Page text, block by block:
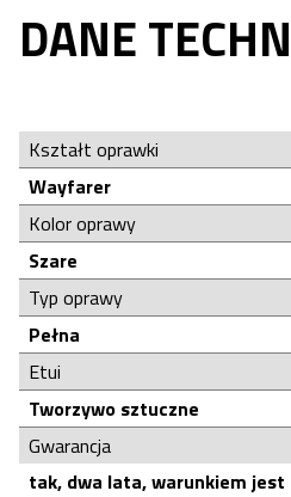
DANE
Kształt oprawki
Wayfarer
Kolor oprawy
Szare
Typ oprawy
Pełna
Etui
Tworzywo sztuczne
Gwarancja
tak, dwa lata, warunkiem